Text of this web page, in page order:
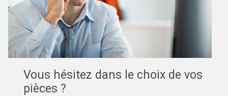
Vous hésitez dans le choix de vos
pièces ?